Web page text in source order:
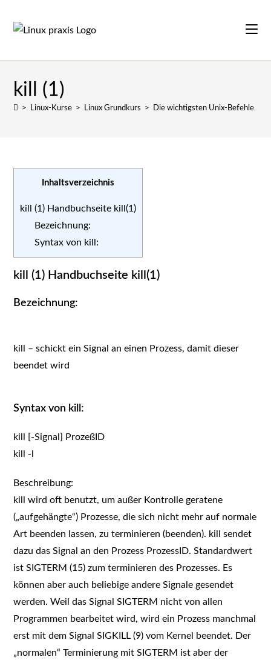
Inhalt
kill (1)
> Linux-Kurse > Linux Grundkurs > Die wichtigsten Unix-Befehle
Inhaltsverzeichnis
kill (1) Handbuchseite kill(1)
Bezeichnung:
Syntax von kill:
kill (1) Handbuchseite kill(1)
Bezeichnung:
kill – schickt ein Signal an einen Prozess, damit dieser
beendet wird
Syntax von kill:
kill [-Signal] ProzeßID
kill -l
Beschreibung:
kill wird oft benutzt, um außer Kontrolle geratene
(„aufgehängte“) Prozesse, die sich nicht mehr auf normale
Art beenden lassen, zu terminieren (beenden). kill sendet
dazu das Signal an den Prozess ProzessID. Standardwert
ist SIGTERM (15) zum terminieren des Prozesses. Es
können aber auch beliebige andere Signale gesendet
werden. Weil das Signal SIGTERM nicht von allen
Programmen bearbeitet wird, wird ein Prozess manchmal
erst mit dem Signal SIGKILL (9) vom Kernel beendet. Der
„normalen“ Terminierung mit SIGTERM ist aber der